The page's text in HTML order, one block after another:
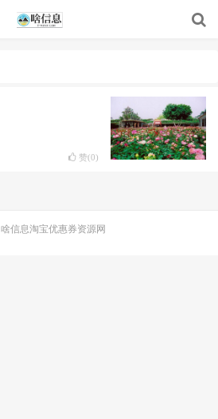
赞(0)
啥信息淘宝优惠券资源网